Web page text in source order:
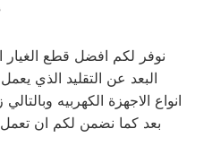
نوفر لكم افضل قطع الغيار
البعد عن التقليد الذي
انواع الاجهزة الكهربيه
بعد كما نضمن لكم ان تعمل